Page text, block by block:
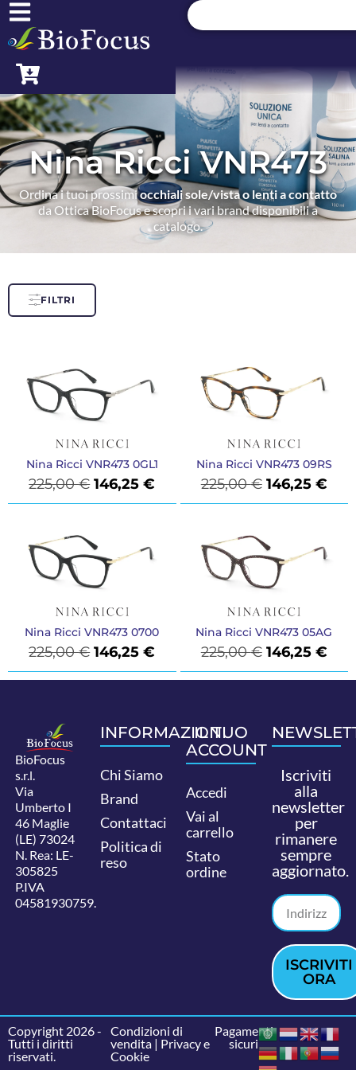
Nina Ricci VNR473
Ordina i tuoi prossimiocchiali sole/vista o lenti a contatto
da Ottica BioFocus e scopri i vari brand disponibili a
catalogo.
FILTRI
Nina Ricci VNR473 0GL1
225,00€ 146,25€
Nina Ricci VNR473 09RS
225,00€ 146,25 €
Nina Ricci VNR473 0700
225,00€ 146,25€
Nina Ricci VNR473 05AG
225,00€ 146,25 €
BioFocus
s.r.l.
Via
Umberto I
46 Maglie
(LE) 73024
N. Rea: LE-
305825
P.IVA
04581930759.
INFORMAZIONI
Chi Siamo
Brand
Contattaci
Politica di
reso
IL TUO
ACCOUNT
Accedi
Vai al
carrello
Stato
ordine
Iscriviti
alla
newsletter
per
rimanere
sempre
aggiornato.
ISCRIVITI
ORA
Copyright 2026 -
Tutti i diritti
riservati.
Condizioni di
vendita| Privacy e
Cookie
Pagamenti
sicuri